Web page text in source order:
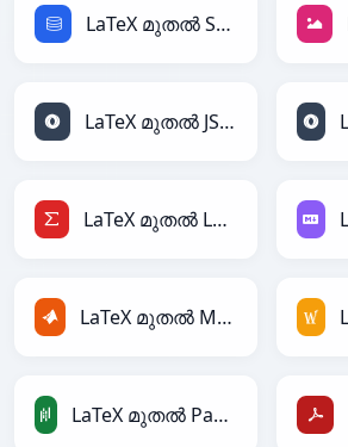
LaTeX മുതൽ SQL
LaTeX മുതൽ JSON
LaTeX മുതൽ LaTeX
LaTeX മുതൽ MATLAB
LaTeX മുതൽ PandasDataFrame